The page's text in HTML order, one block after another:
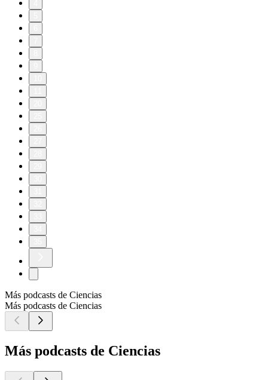
Más podcasts de Ciencias
Más podcasts de Ciencias
Más podcasts de Ciencias